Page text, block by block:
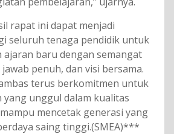
rapat ini dapat menjadi
seluruh tenaga pendidik untuk
ajaran baru dengan semangat
penuh, dan visi bersama.
terus berkomitmen untuk
yang unggul dalam kualitas
mencetak generasi yang
saing tinggi.(SMEA)***